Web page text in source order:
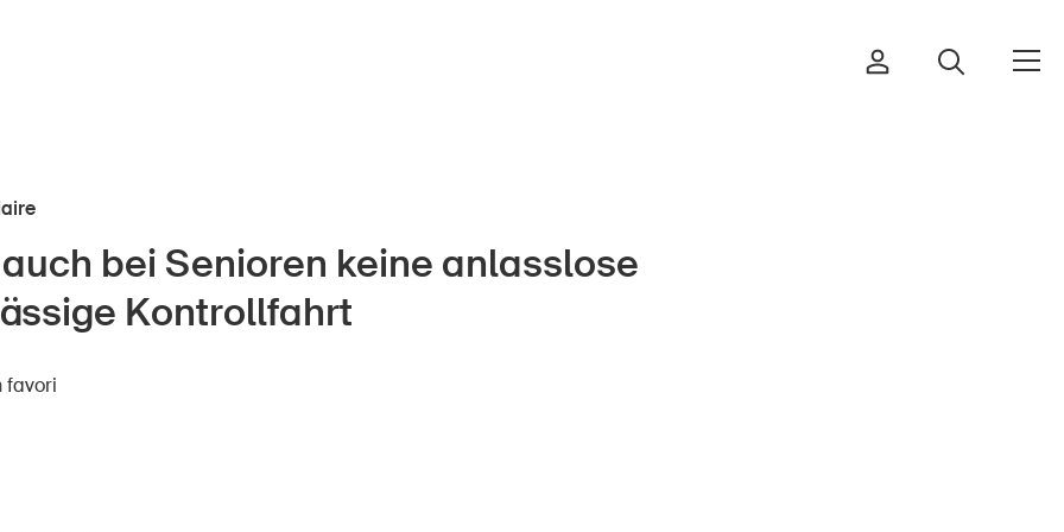
bei Senioren keine anlasslose
Kontrollfahrt
favori